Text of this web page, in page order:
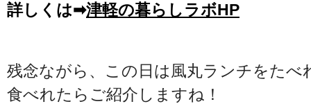
詳しくは➡津軽の暮らしラボHP
残念ながら、この日は風丸ランチをたべ
食べれたらご紹介しますね！